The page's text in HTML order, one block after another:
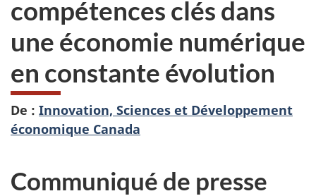
compétences clés dans
une économie numérique
en constante évolution
De : Innovation, Sciences et Développement
économique Canada
Communiqué de presse